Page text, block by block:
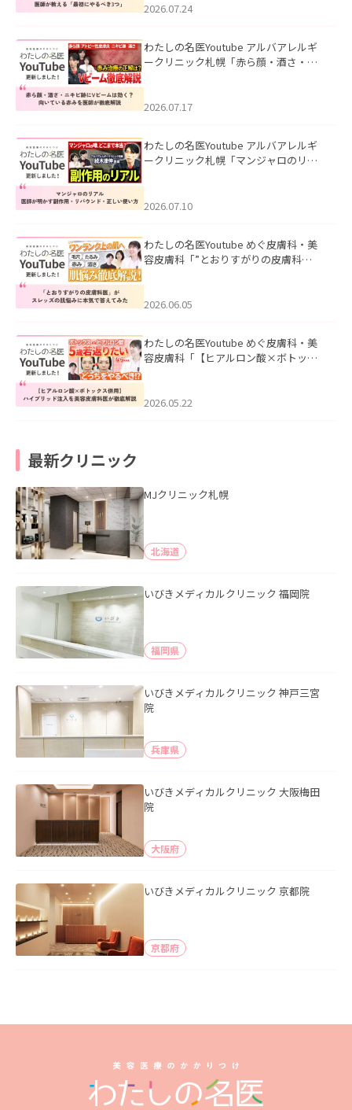
た。
2026.07.24
わたしの名医Youtube アルバアレルギ
ークリニック札幌「赤ら顔・酒さ・ニ
した。
2026.07.17
わたしの名医Youtube アルバアレルギ
ークリニック札幌「マンジャロのリア
た。
2026.07.10
わたしの名医Youtube めぐ皮膚科・美
容皮膚科「”とおりすがりの皮膚科
2026.06.05
わたしの名医Youtube めぐ皮膚科・美
容皮膚科「【ヒアルロン酸×ボトック
た。
2026.05.22
最新クリニック
MJクリニック札幌
北海道
いびきメディカルクリニック 福岡院
福岡県
いびきメディカルクリニック 神戸三宮
院
兵庫県
いびきメディカルクリニック 大阪梅田
院
大阪府
いびきメディカルクリニック 京都院
京都府